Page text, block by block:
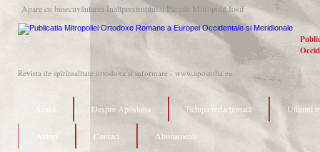
Apare cu binecuvântarea Înaltpresfinţitului Părinte Mitropolit Iosif
Revista de spiritualitate ortodoxa si informare - www.apostolia.eu
Acasă Despre Apostolia Echipa redacțională Ultimul
Autori Contact Abonamente